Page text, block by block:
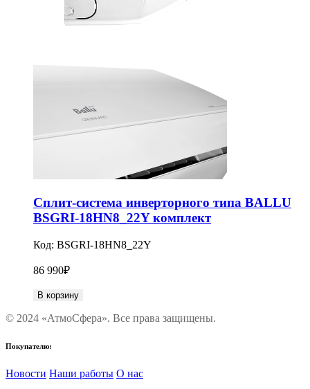
Сплит-система инверторного типа BALLU
BSGRI-18HN8_22Y комплект
Код: BSGRI-18HN8_22Y
86 990₽
В корзину
© 2024 «АтмоСфера». Все права защищены.
Покупателю:
Новости Наши работы О нас